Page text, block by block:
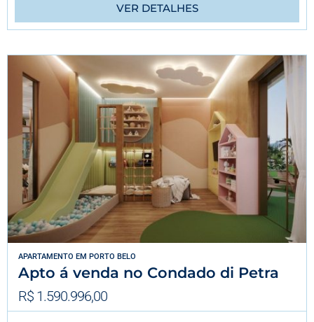
VER DETALHES
APARTAMENTO EM PORTO BELO
Apto á venda no Condado di Petra
R$ 1.590.996,00